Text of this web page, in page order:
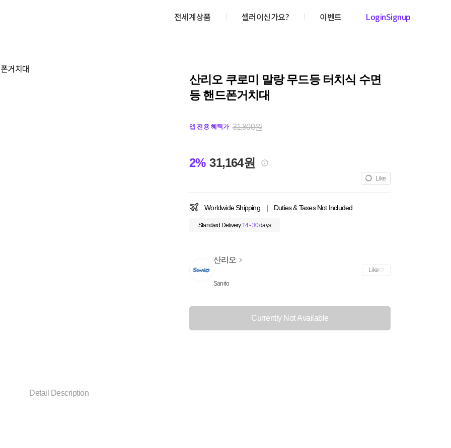
전세계상품 셀러이신가요? 이벤트 LoginSignup
산리오 쿠로미 말랑 무드등 터치식 수면
등 핸드폰거치대
앱 전용 혜택가 31,800원
2% 31,164원
Like
Worldwide Shipping | Duties & Taxes Not Included
Standard Delivery 14 - 30days
산리오
Sanrio
Like
Currently Not Available
Detail Description